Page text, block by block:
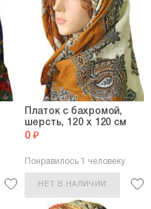
Платок с бахромой,
шерсть, 120 х 120 см
0 ₽
Понравилось 1 человеку
НЕТ В НАЛИЧИИ